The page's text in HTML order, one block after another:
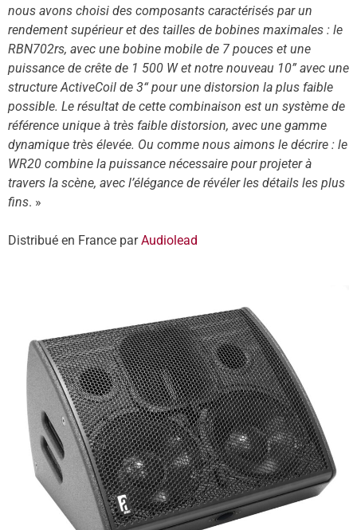
nous avons choisi des composants caractérisés par un
rendement supérieur et des tailles de bobines maximales : le
RBN702rs, avec une bobine mobile de 7 pouces et une
puissance de crête de 1 500 W et notre nouveau 10” avec une
structure ActiveCoil de 3“ pour une distorsion la plus faible
possible. Le résultat de cette combinaison est un système de
référence unique à très faible distorsion, avec une gamme
dynamique très élevée. Ou comme nous aimons le décrire : le
WR20 combine la puissance nécessaire pour projeter à
travers la scène, avec l’élégance de révéler les détails les plus
fins. »
Distribué en France parAudiolead